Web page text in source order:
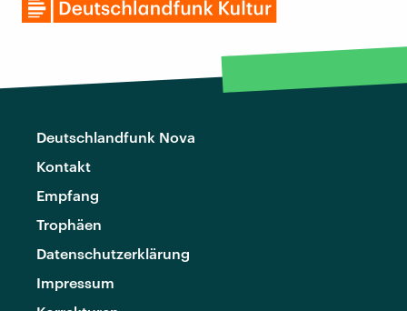
Deutschlandfunk Nova
Kontakt
Empfang
Trophäen
Datenschutzerklärung
Impressum